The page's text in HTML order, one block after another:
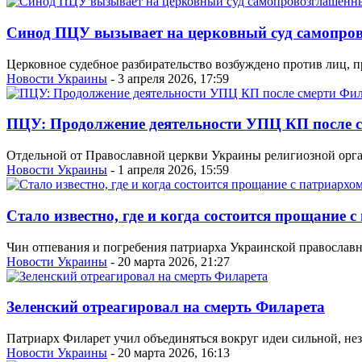
Синод ПЦУ вызывает на церковный суд
Церковное судебное разбирательство возбуждено против
Новости Украины - 3 апреля 2026, 17:59
ПЦУ: Продолжение деятельности УПЦ КП после
Отдельной от Православной церкви Украины религиозной
Новости Украины - 1 апреля 2026, 15:59
Стало известно, где и когда состоится прощание
Чин отпевания и погребения патриарха Украинской
Новости Украины - 20 марта 2026, 21:27
Зеленский отреагировал на смерть Филарета
Патриарх Филарет учил объединяться вокруг идеи сильной,
Новости Украины - 20 марта 2026, 16:13